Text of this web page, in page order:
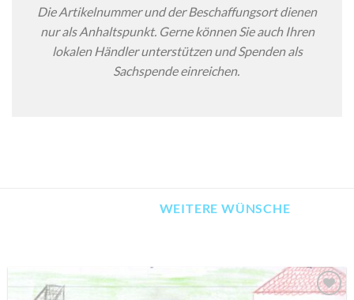
Die Artikelnummer und der Beschaffungsort dienen
nur als Anhaltspunkt. Gerne können Sie auch Ihren
lokalen Händler unterstützen und Spenden als
Sachspende einreichen.
WEITERE WÜNSCHE